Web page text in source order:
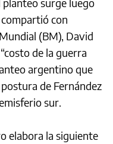
con
(BM), David
de la guerra
argentino que
de Fernández
sur.
elabora la siguiente